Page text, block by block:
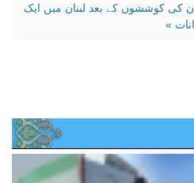
کی کوششوں کے بعد لبنان میں ایک
»